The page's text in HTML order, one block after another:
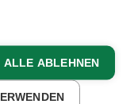
ALLE ABLEHNEN